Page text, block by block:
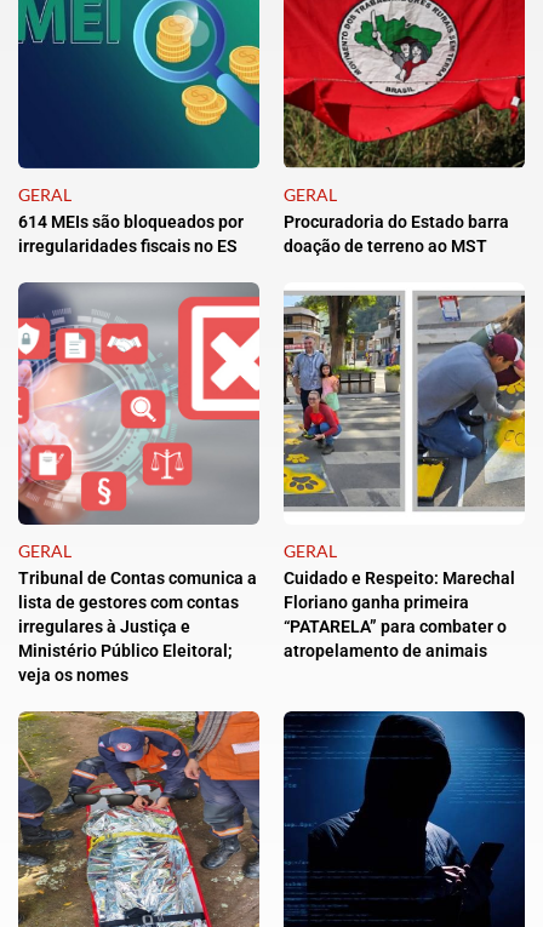
GERAL
614 MEIs são bloqueados por
irregularidades fiscais no ES
GERAL
Procuradoria do Estado barra
doação de terreno ao MST
GERAL
Tribunal de Contas comunica a
lista de gestores com contas
irregulares à Justiça e
Ministério Público Eleitoral;
veja os nomes
GERAL
Cuidado e Respeito: Marechal
Floriano ganha primeira
“PATARELA” para combater o
atropelamento de animais